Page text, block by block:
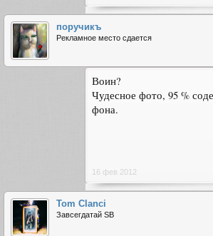
поручикъ
Рекламное место сдается
Воин?
Чудесное фото, 95 %
фона.
16 фев 2012
Tom Clanci
Завсегдатай SB